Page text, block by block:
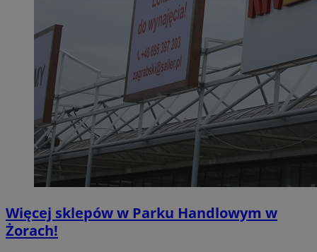
Więcej sklepów w Parku Handlowym w
Żorach!